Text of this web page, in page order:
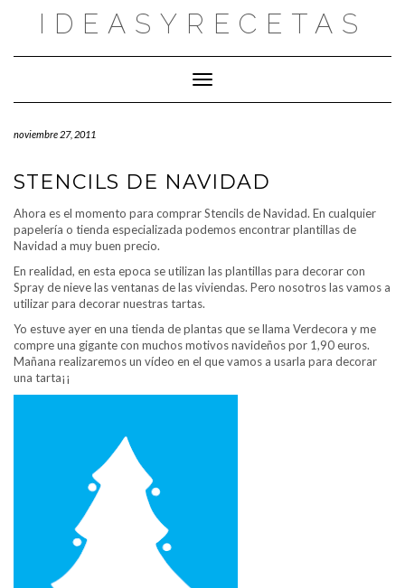
IDEASYRECETAS
Cambiar modo de navegación
noviembre 27, 2011
STENCILS DE NAVIDAD
Ahora es el momento para comprar Stencils de Navidad. En cualquier
papelería o tienda especializada podemos encontrar plantillas de
Navidad a muy buen precio.
En realidad, en esta epoca se utilizan las plantillas para decorar con
Spray de nieve las ventanas de las viviendas. Pero nosotros las vamos a
utilizar para decorar nuestras tartas.
Yo estuve ayer en una tienda de plantas que se llama Verdecora y me
compre una gigante con muchos motivos navideños por 1,90 euros.
Mañana realizaremos un vídeo en el que vamos a usarla para decorar
una tarta¡¡